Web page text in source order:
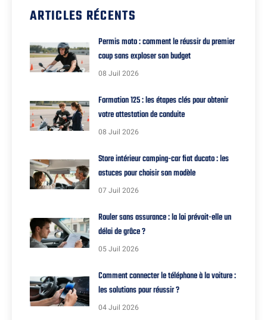
ARTICLES RÉCENTS
Permis moto : comment le réussir du premier
coup sans exploser son budget
08 Juil 2026
Formation 125 : les étapes clés pour obtenir
votre attestation de conduite
08 Juil 2026
Store intérieur camping-car fiat ducato : les
astuces pour choisir son modèle
07 Juil 2026
Rouler sans assurance : la loi prévoit-elle un
délai de grâce ?
05 Juil 2026
Comment connecter le téléphone à la voiture :
les solutions pour réussir ?
04 Juil 2026